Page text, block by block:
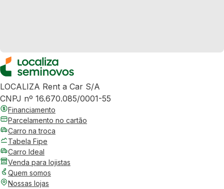
LOCALIZA Rent a Car S/A
CNPJ nº 16.670.085/0001-55
Financiamento
Parcelamento no cartão
Carro na troca
Tabela Fipe
Carro Ideal
Venda para lojistas
Quem somos
Nossas lojas